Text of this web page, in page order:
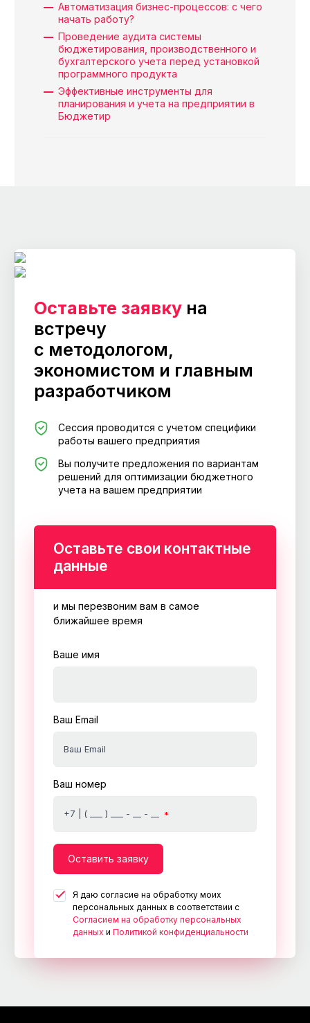
Автоматизация бизнес-процессов: с чего
начать работу?
Проведение аудита системы
бюджетирования, производственного и
бухгалтерского учета перед установкой
программного продукта
Эффективные инструменты для
планирования и учета на предприятии в
Бюджетир
Оставьте заявку на
встречу
с методологом,
экономистом и главным
разработчиком
Сессия проводится с учетом специфики
работы вашего предприятия
Вы получите предложения по вариантам
решений для оптимизации бюджетного
учета на вашем предприятии
Оставьте свои контактные
данные
и мы перезвоним вам в самое
ближайшее время
Ваше имя
Ваш Email
Ваш Email
Ваш номер
+7 | ( ___ ) ___ - __ - __
Оставить заявку
Я даю согласие на обработку моих
персональных данных в соответствии с
Согласием на обработку персональных
данных и Политикой конфиденциальности